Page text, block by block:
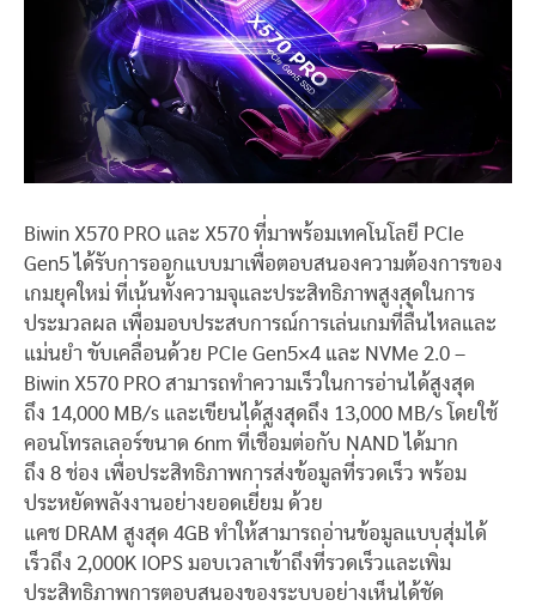
Biwin X570 PRO และ X570 ที่มาพร้อมเทคโนโลยี PCIe
Gen5 ได้รับการออกแบบมาเพื่อตอบสนองความต้องการของ
เกมยุคใหม่ ที่เน้นทั้งความจุและประสิทธิภาพสูงสุดในการ
ประมวลผล เพื่อมอบประสบการณ์การเล่นเกมที่ลื่นไหลและ
แม่นยำ ขับเคลื่อนด้วย PCIe Gen5×4 และ NVMe 2.0 –
Biwin X570 PRO สามารถทำความเร็วในการอ่านได้สูงสุด
ถึง 14,000 MB/s และเขียนได้สูงสุดถึง 13,000 MB/s โดยใช้
คอนโทรลเลอร์ขนาด 6nm ที่เชื่อมต่อกับ NAND ได้มาก
ถึง 8 ช่อง เพื่อประสิทธิภาพการส่งข้อมูลที่รวดเร็ว พร้อม
ประหยัดพลังงานอย่างยอดเยี่ยม ด้วย
แคช DRAM สูงสุด 4GB ทำให้สามารถอ่านข้อมูลแบบสุ่มได้
เร็วถึง 2,000K IOPS มอบเวลาเข้าถึงที่รวดเร็วและเพิ่ม
ประสิทธิภาพการตอบสนองของระบบอย่างเห็นได้ชัด